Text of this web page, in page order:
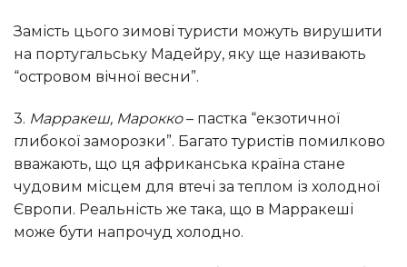
Замість цього зимові туристи можуть вирушити
на португальську Мадейру, яку ще називають
“островом вічної весни”.
Марракеш, Марокко– пастка “екзотичної
глибокої заморозки”. Багато туристів помилково
вважають, що ця африканська країна стане
чудовим місцем для втечі за теплом із холодної
Європи. Реальність же така, що в Марракеші
може бути напрочуд холодно.